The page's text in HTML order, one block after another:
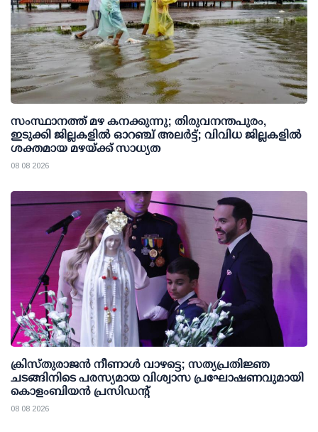
സംസ്ഥാനത്ത് മഴ കനക്കുന്നു; തിരുവനന്തപുരം,
ഇടുക്കി ജില്ലകളിൽ ഓറഞ്ച് അലർട്ട്; വിവിധ ജില്ലകളിൽ
ശക്തമായ മഴയ്ക്ക് സാധ്യത
08 08 2026
ക്രിസ്തുരാജൻ നീണാൾ വാഴട്ടെ; സത്യപ്രതിജ്ഞ
ചടങ്ങിനിടെ പരസ്യമായ വിശ്വാസ പ്രഘോഷണവുമായി
കൊളംബിയൻ പ്രസിഡന്റ്
08 08 2026